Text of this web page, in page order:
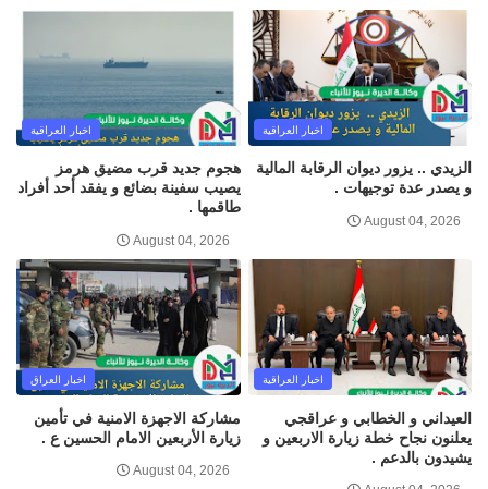
اخبار العراقية
الزيدي .. يزور ديوان الرقابة المالية
و يصدر عدة توجيهات .
August 04, 2026
اخبار العراقية
هجوم جديد قرب مضيق هرمز
يصيب سفينة بضائع و يفقد أحد أفراد
طاقمها .
August 04, 2026
اخبار العراقية
العيداني و الخطابي و عراقجي
يعلنون نجاح خطة زيارة الاربعين و
يشيدون بالدعم .
اخبار العراق
مشاركة الاجهزة الامنية في تأمين
زيارة الأربعين الامام الحسين ع .
August 04, 2026